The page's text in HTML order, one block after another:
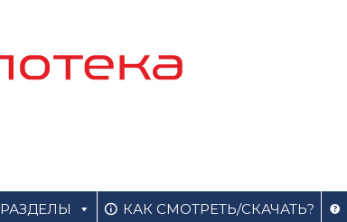
РАЗДЕЛЫ КАК СМОТРЕТЬ/СКАЧАТЬ?